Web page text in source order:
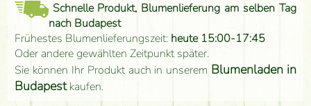
Schnelle Produkt, Blumenlieferung am selben Tag
nach Budapest
Frühestes Blumenlieferungszeit: heute 15:00-17:45
Oder andere gewählten Zeitpunkt später.
Sie können Ihr Produkt auch in unserem Blumenladen in
Budapestkaufen.